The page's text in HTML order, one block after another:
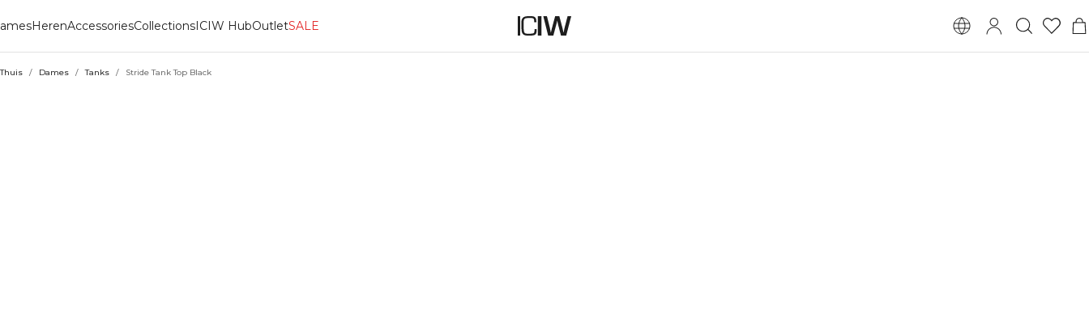
HerenAccessoriesCollectionsICIW HubOutletSALE
Thuis / Dames / Tanks / Stride Tank Top Black